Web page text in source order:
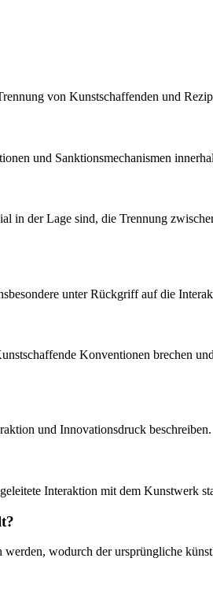
von Kunstschaffenden und
und Sanktionsmechanismen
in der Lage sind, die Trennung
unter Rückgriff auf die
Konventionen brechen
und Innovationsdruck beschreiben.
Interaktion mit dem Kunstwerk
wodurch der ursprüngliche